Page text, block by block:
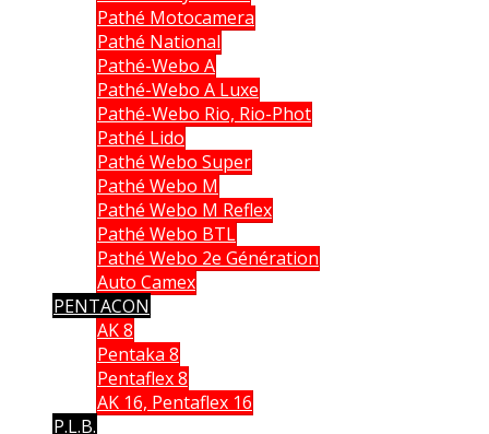
Pathé Motocamera
Pathé National
Pathé-Webo A
Pathé-Webo A Luxe
Pathé-Webo Rio, Rio-Phot
Pathé Lido
Pathé Webo Super
Pathé Webo M
Pathé Webo M Reflex
Pathé Webo BTL
Pathé Webo 2e Génération
Auto Camex
PENTACON
AK 8
Pentaka 8
Pentaflex 8
AK 16, Pentaflex 16
P.L.B.